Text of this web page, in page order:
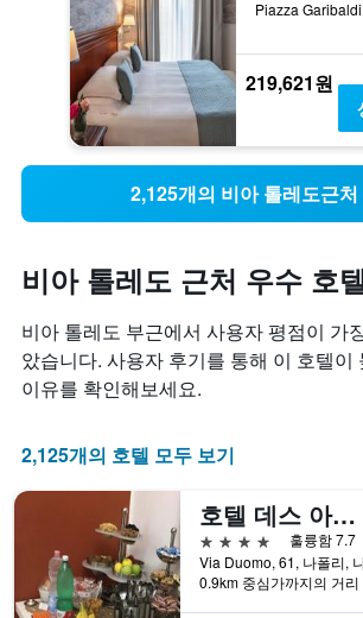
219,621원
2,125개의 비아 톨레도근처
비아 톨레도 근처 우수 호
비아 톨레도 부근에서 사용자 평점이 가
았습니다. 사용자 후기를 통해 이 호텔이
이유를 확인해보세요.
2,125개의 호텔 모두 보기
호텔 데스 아르티스테스 네이플
4성급
훌륭함 7.7
0.9km 중심가까지의 거리